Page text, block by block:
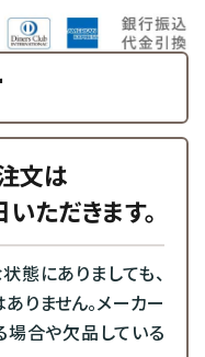
文は
ただきます。
にありましても、
りません。メーカー
場合や欠品している